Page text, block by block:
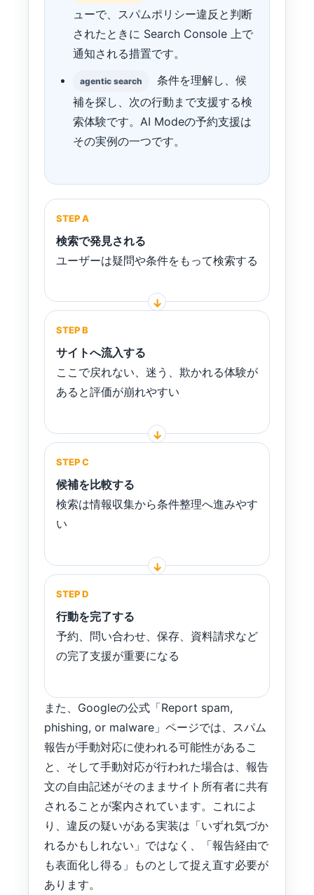
ューで、スパムポリシー違反と判断
されたときに Search Console 上で
通知される措置です。
agentic search
条件を理解し、候
補を探し、次の行動まで支援する検
索体験です。AI Modeの予約支援は
その実例の一つです。
STEP A
検索で発見される
ユーザーは疑問や条件をもって検索する
STEP B
サイトへ流入する
ここで戻れない、迷う、欺かれる体験が
あると評価が崩れやすい
STEP C
候補を比較する
検索は情報収集から条件整理へ進みやす
い
STEP D
行動を完了する
予約、問い合わせ、保存、資料請求など
の完了支援が重要になる
また、Googleの公式「Report spam,
phishing, or malware」ページでは、スパム
報告が手動対応に使われる可能性があるこ
と、そして手動対応が行われた場合は、報告
文の自由記述がそのままサイト所有者に共有
されることが案内されています。これによ
り、違反の疑いがある実装は「いずれ気づか
れるかもしれない」ではなく、「報告経由で
も表面化し得る」ものとして捉え直す必要が
あります。